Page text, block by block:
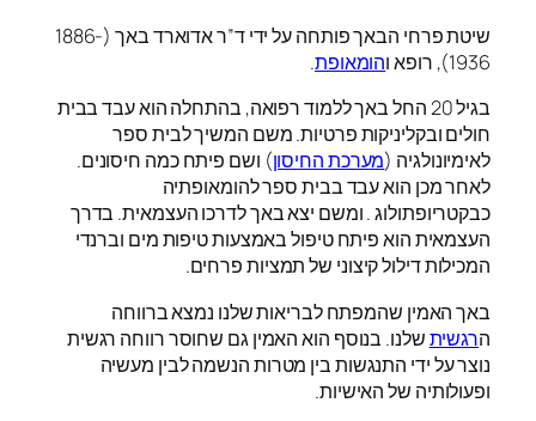
שיטת פרחי הבאך פותחה על ידי ד”ר אדוארד באך (1886-
1936), רופא ו
הומאופת.
בגיל 20 החל באך ללמוד רפואה, בהתחלה הוא עבד בבית
חולים ובקליניקות פרטיות. משם המשיך לבית ספר
לאימיונולגיה (מערכת החיסון) ושם פיתח כמה חיסונים.
לאחר מכן הוא עבד בבית ספר להומאופתיה
כבקטריופתולוג . ומשם יצא באך לדרכו העצמאית. בדרך
העצמאית הוא פיתח טיפול באמצעות טיפות מים וברנדי
המכילות דילול קיצוני של תמציות פרחים.
באך האמין שהמפתח לבריאות שלנו נמצא ברווחה
הרגשיתשלנו. בנוסף הוא האמין גם שחוסר רווחה רגשית
נוצר על ידי התנגשות בין מטרות הנשמה לבין מעשיה
ופעולותיה של האישיות.